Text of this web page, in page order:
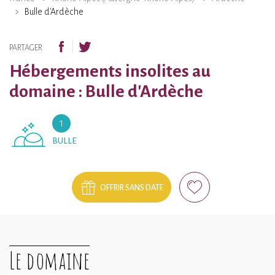
Bulle d'Ardèche
PARTAGER
Hébergements insolites au
domaine : Bulle d'Ardèche
1
BULLE
OFFRIR SANS DATE
Le domaine